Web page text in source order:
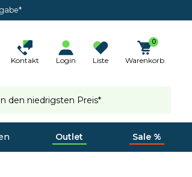
Kontakt Login Liste
0
Warenkorb
den niedrigsten Preis*
Outlet Sale %